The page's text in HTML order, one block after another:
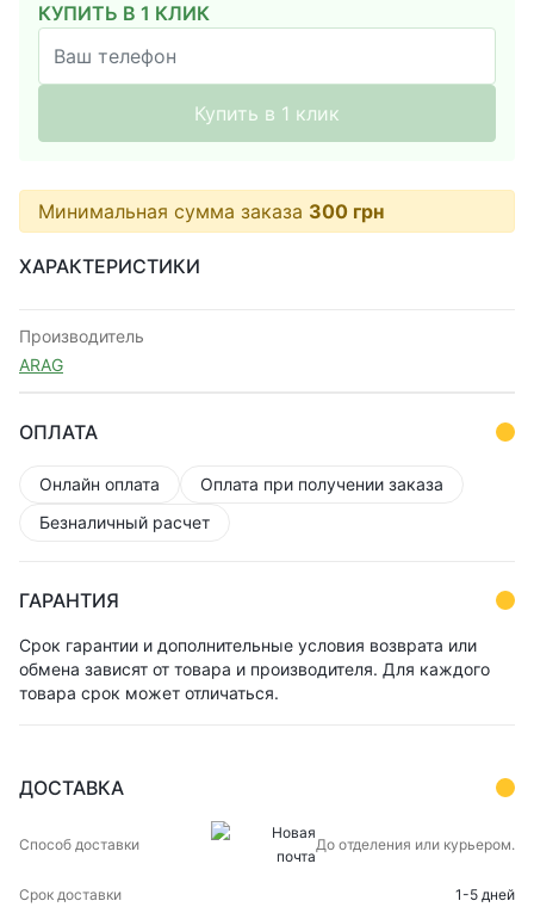
КУПИТЬ В 1 КЛИК
Купить в 1 клик
Минимальная сумма заказа 300 грн
ХАРАКТЕРИСТИКИ
Производитель
ARAG
ОПЛАТА
Онлайн оплата
Оплата при получении заказа
Безналичный расчет
ГАРАНТИЯ
Срок гарантии и дополнительные условия возврата или
обмена зависят от товара и производителя. Для каждого
товара срок может отличаться.
ДОСТАВКА
ДОСТАВКИДОСТАВКИ
ЦЕНА До отделения или курьером.
1-5 дней